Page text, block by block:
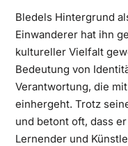
Bledels Hintergrund
Einwanderer hat ihn
kultureller Vielfalt
Bedeutung von
Verantwortung, die
einhergeht. Trotz
und betont oft, dass
Lernender und